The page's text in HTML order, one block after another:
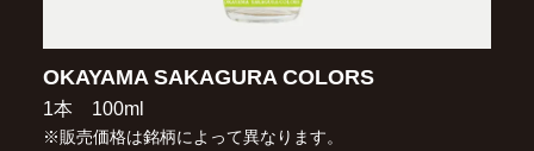
OKAYAMA SAKAGURA COLORS
1本 100ml
※販売価格は銘柄によって異なります。